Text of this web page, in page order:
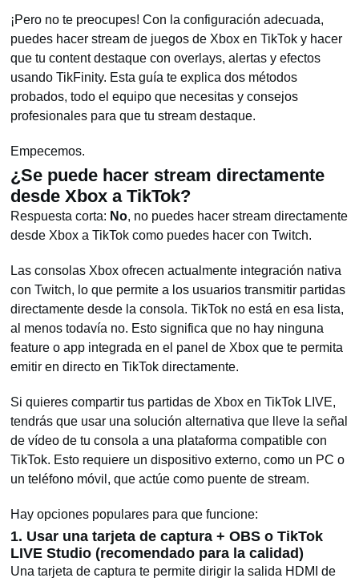
¡Pero no te preocupes! Con la configuración adecuada,
puedes hacer stream de juegos de Xbox en TikTok y hacer
que tu content destaque con overlays, alertas y efectos
usando TikFinity. Esta guía te explica dos métodos
probados, todo el equipo que necesitas y consejos
profesionales para que tu stream destaque.
Empecemos.
¿Se puede hacer stream directamente
desde Xbox a TikTok?
Respuesta corta: No, no puedes hacer stream directamente
desde Xbox a TikTok como puedes hacer con Twitch.
Las consolas Xbox ofrecen actualmente integración nativa
con Twitch, lo que permite a los usuarios transmitir partidas
directamente desde la consola. TikTok no está en esa lista,
al menos todavía no. Esto significa que no hay ninguna
feature o app integrada en el panel de Xbox que te permita
emitir en directo en TikTok directamente.
Si quieres compartir tus partidas de Xbox en TikTok LIVE,
tendrás que usar una solución alternativa que lleve la señal
de vídeo de tu consola a una plataforma compatible con
TikTok. Esto requiere un dispositivo externo, como un PC o
un teléfono móvil, que actúe como puente de stream.
Hay opciones populares para que funcione:
1. Usar una tarjeta de captura + OBS o TikTok
LIVE Studio (recomendado para la calidad)
Una tarjeta de captura te permite dirigir la salida HDMI de